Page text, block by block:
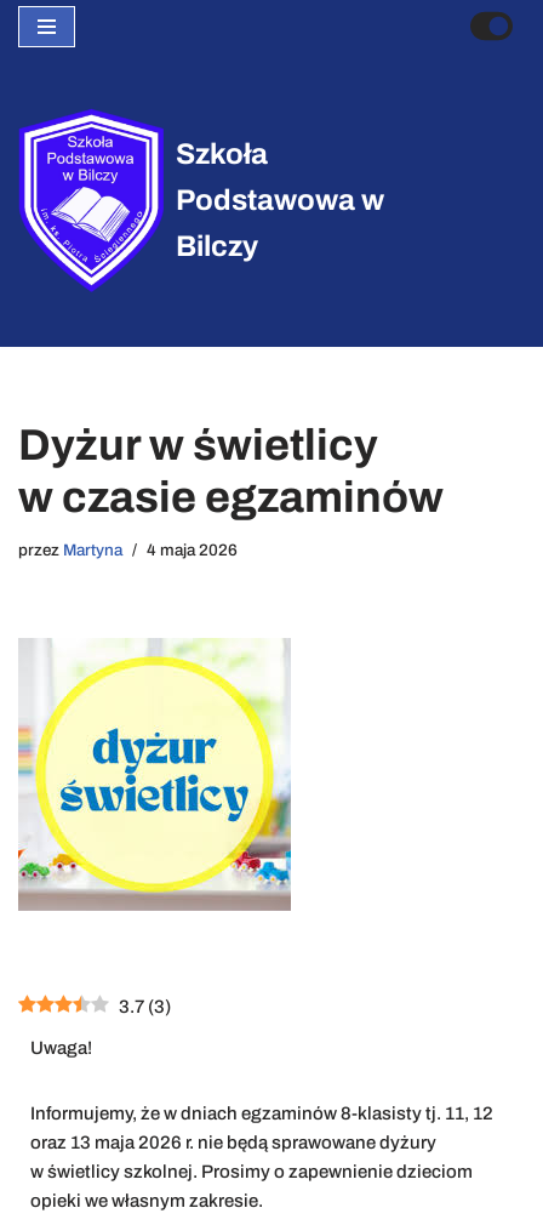
treści
Szkoła
Podstawowa w
Bilczy
Dyżur w świetlicy
w czasie egzaminów
przez Martyna 4 maja 2026
3.7 (3)
Uwaga!
Informujemy, że w dniach egzaminów 8-klasisty tj. 11, 12
oraz 13 maja 2026 r. nie będą sprawowane dyżury
w świetlicy szkolnej. Prosimy o zapewnienie dzieciom
opieki we własnym zakresie.